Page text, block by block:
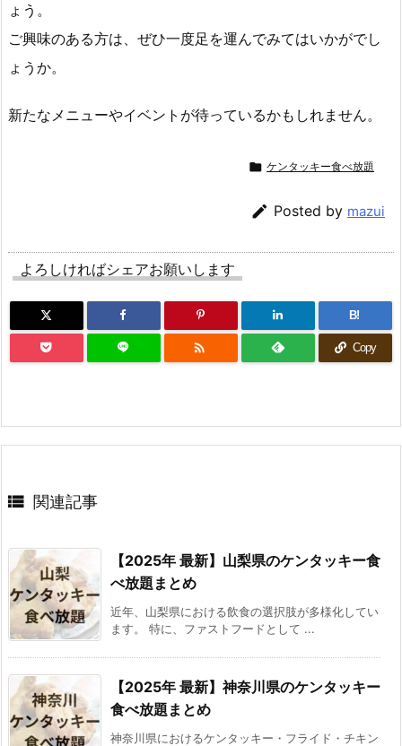
ょう。
ご興味のある方は、ぜひ一度足を運んでみてはいかがでし
ょうか。
新たなメニューやイベントが待っているかもしれません。
 ケンタッキー食べ放題
 Posted by mazui
よろしければシェアお願いします
B!
 Copy
 関連記事
【2025年 最新】山梨県のケンタッキー食
べ放題まとめ
近年、山梨県における飲食の選択肢が多様化してい
ます。 特に、ファストフードとして ...
【2025年 最新】神奈川県のケンタッキー
食べ放題まとめ
神奈川県におけるケンタッキー・フライド・チキン